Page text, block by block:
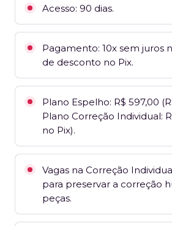
Acesso: 90 dias.
Pagamento: 10x sem juros
de desconto no Pix.
Plano Espelho: R$ 597,00
Plano Correção Individual:
no Pix).
Vagas na Correção
para preservar a correção
peças.